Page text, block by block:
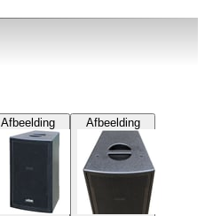
Afbeelding Afbeelding